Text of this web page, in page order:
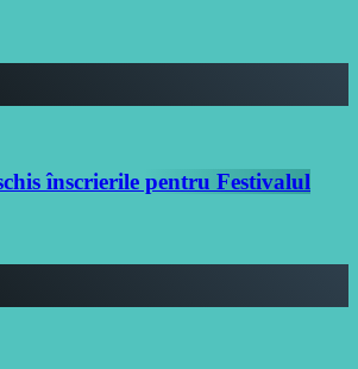
înscrierile pentru Festivalul